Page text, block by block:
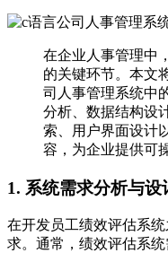
在企业人事管理中
的关键环节。本文
司人事管理系统中
分析、数据结构设
索、用户界面设计
容，为企业提供可
1. 系统需求分析与设
在开发员工绩效评估系
求。通常，绩效评估系统